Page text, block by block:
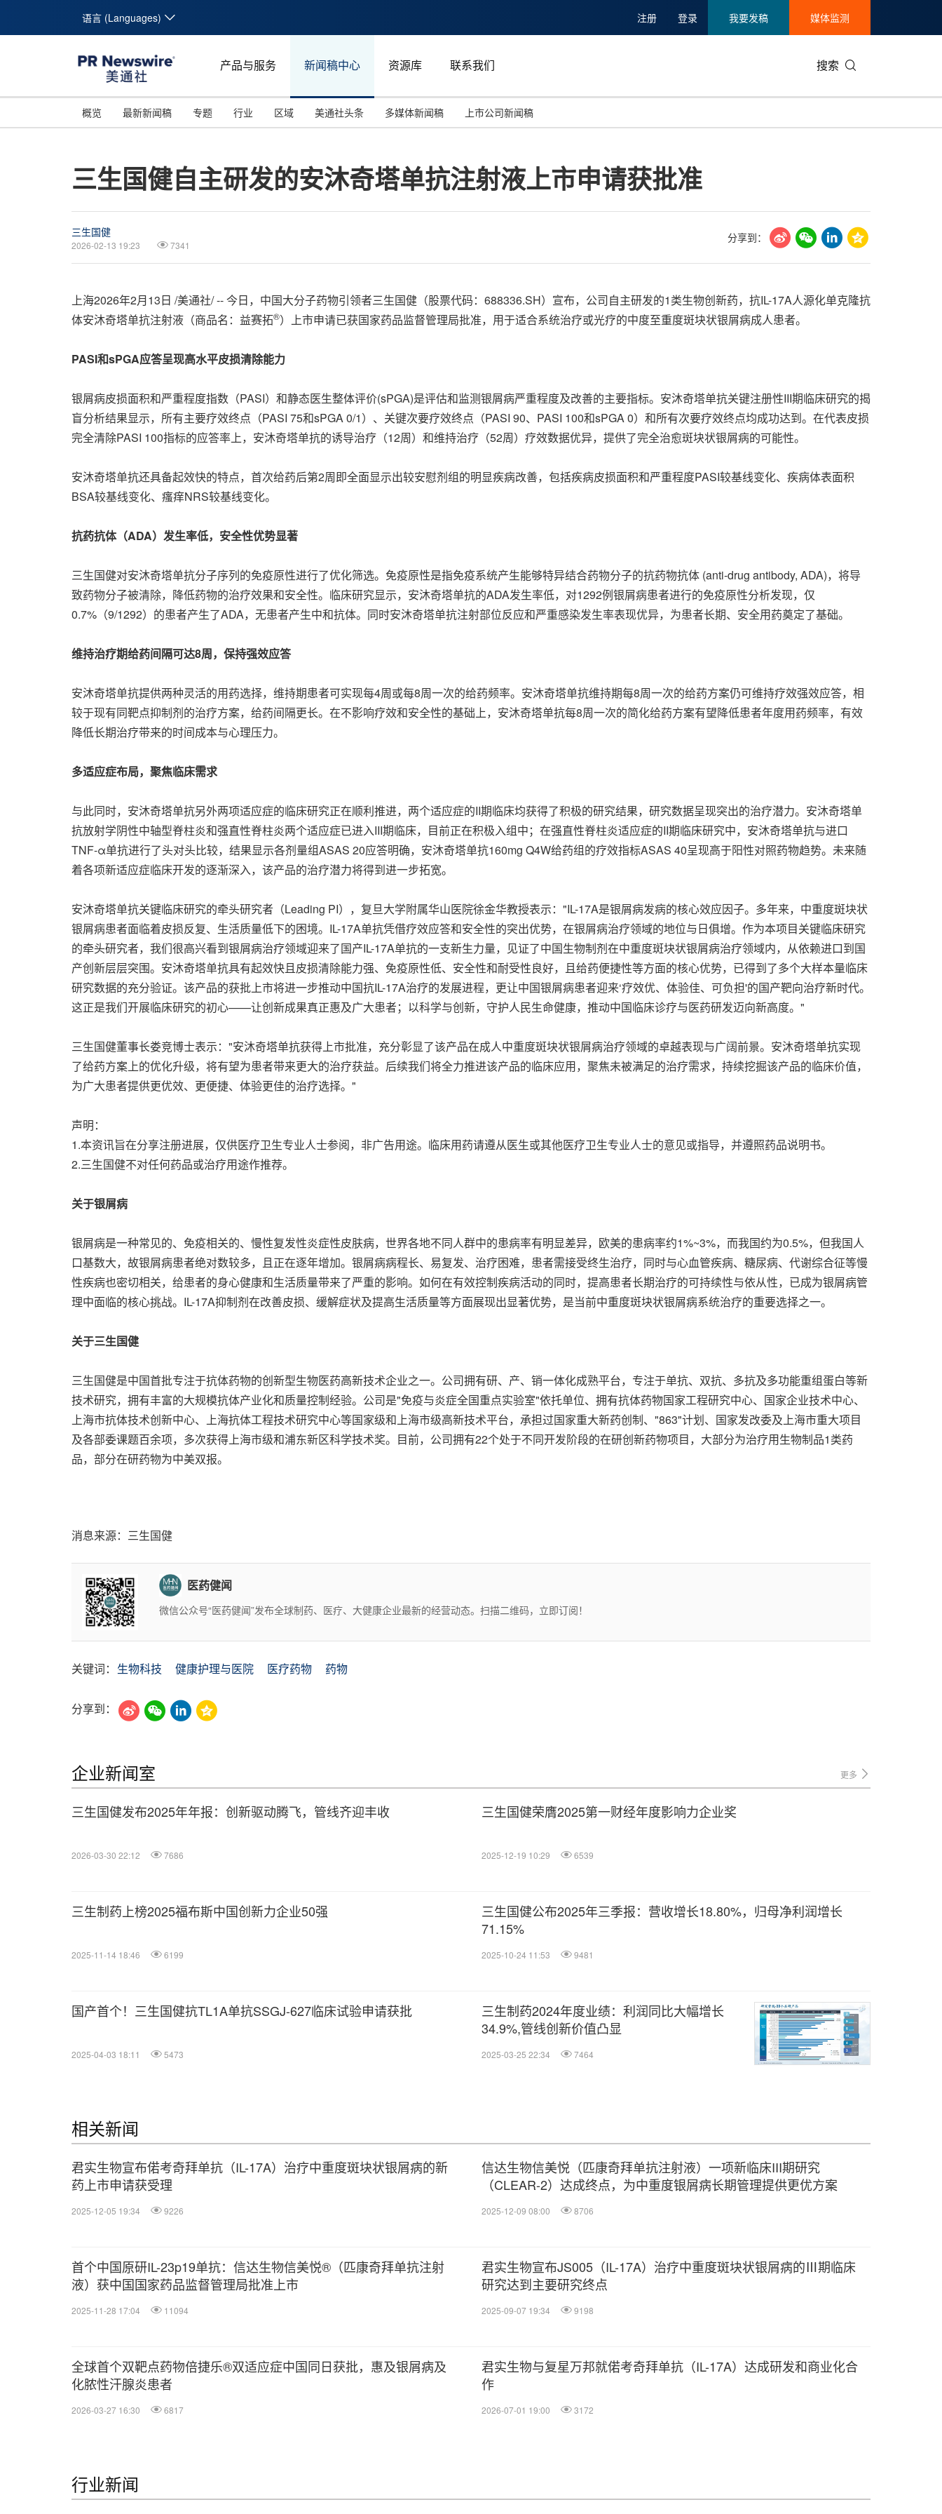
语言 (Languages) 注册 登录 我要发稿 媒体监测
产品与服务 新闻稿中心 资源库 联系我们 搜索
概览 最新新闻稿 专题
投资并购
美国临床肿瘤学会(ASCO)
行业
能源化工与环保
区域
马来西亚
美通社头条 多媒体新闻稿 上市公司新闻稿
三生国健自主研发的安沐奇塔单抗注射液上市申请获批准
三生国健
2026-02-13 19:23 7341
分享到：
上海2026年2月13日 /美通社/ -- 今日，中国大分子药物引领者三生国健（股票代码：688336.SH）宣布，公司自主研发的1类生物创新药，抗IL-17A人源化单克隆抗
体安沐奇塔单抗注射液（商品名：益赛拓®）上市申请已获国家药品监督管理局批准，用于适合系统治疗或光疗的中度至重度斑块状银屑病成人患者。
PASI和sPGA应答呈现高水平皮损清除能力
银屑病皮损面积和严重程度指数（PASI）和静态医生整体评价(sPGA)是评估和监测银屑病严重程度及改善的主要指标。安沐奇塔单抗关键注册性III期临床研究的揭
盲分析结果显示，所有主要疗效终点（PASI 75和sPGA 0/1）、关键次要疗效终点（PASI 90、PASI 100和sPGA 0）和所有次要疗效终点均成功达到。在代表皮损
完全清除PASI 100指标的应答率上，安沐奇塔单抗的诱导治疗（12周）和维持治疗（52周）疗效数据优异，提供了完全治愈斑块状银屑病的可能性。
安沐奇塔单抗还具备起效快的特点，首次给药后第2周即全面显示出较安慰剂组的明显疾病改善，包括疾病皮损面积和严重程度PASI较基线变化、疾病体表面积
BSA较基线变化、瘙痒NRS较基线变化。
抗药抗体（ADA）发生率低，安全性优势显著
三生国健对安沐奇塔单抗分子序列的免疫原性进行了优化筛选。免疫原性是指免疫系统产生能够特异结合药物分子的抗药物抗体 (anti-drug antibody, ADA)，将导
致药物分子被清除，降低药物的治疗效果和安全性。临床研究显示，安沐奇塔单抗的ADA发生率低，对1292例银屑病患者进行的免疫原性分析发现，仅
0.7%（9/1292）的患者产生了ADA，无患者产生中和抗体。同时安沐奇塔单抗注射部位反应和严重感染发生率表现优异，为患者长期、安全用药奠定了基础。
维持治疗期给药间隔可达8周，保持强效应答
安沐奇塔单抗提供两种灵活的用药选择，维持期患者可实现每4周或每8周一次的给药频率。安沐奇塔单抗维持期每8周一次的给药方案仍可维持疗效强效应答，相
较于现有同靶点抑制剂的治疗方案，给药间隔更长。在不影响疗效和安全性的基础上，安沐奇塔单抗每8周一次的简化给药方案有望降低患者年度用药频率，有效
降低长期治疗带来的时间成本与心理压力。
多适应症布局，聚焦临床需求
与此同时，安沐奇塔单抗另外两项适应症的临床研究正在顺利推进，两个适应症的II期临床均获得了积极的研究结果，研究数据呈现突出的治疗潜力。安沐奇塔单
抗放射学阴性中轴型脊柱炎和强直性脊柱炎两个适应症已进入III期临床，目前正在积极入组中；在强直性脊柱炎适应症的II期临床研究中，安沐奇塔单抗与进口
TNF-α单抗进行了头对头比较，结果显示各剂量组ASAS 20应答明确，安沐奇塔单抗160mg Q4W给药组的疗效指标ASAS 40呈现高于阳性对照药物趋势。未来随
着各项新适应症临床开发的逐渐深入，该产品的治疗潜力将得到进一步拓宽。
安沐奇塔单抗关键临床研究的牵头研究者（Leading PI），复旦大学附属华山医院徐金华教授表示："IL-17A是银屑病发病的核心效应因子。多年来，中重度斑块状
银屑病患者面临着皮损反复、生活质量低下的困境。IL-17A单抗凭借疗效应答和安全性的突出优势，在银屑病治疗领域的地位与日俱增。作为本项目关键临床研究
的牵头研究者，我们很高兴看到银屑病治疗领域迎来了国产IL-17A单抗的一支新生力量，见证了中国生物制剂在中重度斑块状银屑病治疗领域内，从依赖进口到国
产创新层层突围。安沐奇塔单抗具有起效快且皮损清除能力强、免疫原性低、安全性和耐受性良好，且给药便捷性等方面的核心优势，已得到了多个大样本量临床
研究数据的充分验证。该产品的获批上市将进一步推动中国抗IL-17A治疗的发展进程，更让中国银屑病患者迎来‘疗效优、体验佳、可负担'的国产靶向治疗新时代。
这正是我们开展临床研究的初心——让创新成果真正惠及广大患者；以科学与创新，守护人民生命健康，推动中国临床诊疗与医药研发迈向新高度。"
三生国健董事长娄竞博士表示："安沐奇塔单抗获得上市批准，充分彰显了该产品在成人中重度斑块状银屑病治疗领域的卓越表现与广阔前景。安沐奇塔单抗实现
了给药方案上的优化升级，将有望为患者带来更大的治疗获益。后续我们将全力推进该产品的临床应用，聚焦未被满足的治疗需求，持续挖掘该产品的临床价值，
为广大患者提供更优效、更便捷、体验更佳的治疗选择。"
声明：
1.本资讯旨在分享注册进展，仅供医疗卫生专业人士参阅，非广告用途。临床用药请遵从医生或其他医疗卫生专业人士的意见或指导，并遵照药品说明书。
2.三生国健不对任何药品或治疗用途作推荐。
关于银屑病
银屑病是一种常见的、免疫相关的、慢性复发性炎症性皮肤病，世界各地不同人群中的患病率有明显差异，欧美的患病率约1%~3%，而我国约为0.5%，但我国人
口基数大，故银屑病患者绝对数较多，且正在逐年增加。银屑病病程长、易复发、治疗困难，患者需接受终生治疗，同时与心血管疾病、糖尿病、代谢综合征等慢
性疾病也密切相关，给患者的身心健康和生活质量带来了严重的影响。如何在有效控制疾病活动的同时，提高患者长期治疗的可持续性与依从性，已成为银屑病管
理中面临的核心挑战。IL-17A抑制剂在改善皮损、缓解症状及提高生活质量等方面展现出显著优势，是当前中重度斑块状银屑病系统治疗的重要选择之一。
关于三生国健
三生国健是中国首批专注于抗体药物的创新型生物医药高新技术企业之一。公司拥有研、产、销一体化成熟平台，专注于单抗、双抗、多抗及多功能重组蛋白等新
技术研究，拥有丰富的大规模抗体产业化和质量控制经验。公司是"免疫与炎症全国重点实验室"依托单位、拥有抗体药物国家工程研究中心、国家企业技术中心、
上海市抗体技术创新中心、上海抗体工程技术研究中心等国家级和上海市级高新技术平台，承担过国家重大新药创制、"863"计划、国家发改委及上海市重大项目
及各部委课题百余项，多次获得上海市级和浦东新区科学技术奖。目前，公司拥有22个处于不同开发阶段的在研创新药物项目，大部分为治疗用生物制品1类药
品，部分在研药物为中美双报。
消息来源：三生国健
医药健闻
微信公众号“医药健闻”发布全球制药、医疗、大健康企业最新的经营动态。扫描二维码，立即订阅！
关键词： 生物科技 健康护理与医院 医疗药物 药物
分享到：
企业新闻室 更多
三生国健发布2025年年报：创新驱动腾飞，管线齐迎丰收
2026-03-30 22:12 7686
三生国健荣膺2025第一财经年度影响力企业奖
2025-12-19 10:29 6539
三生制药上榜2025福布斯中国创新力企业50强
2025-11-14 18:46 6199
三生国健公布2025年三季报：营收增长18.80%，归母净利润增长
71.15%
2025-10-24 11:53 9481
国产首个！三生国健抗TL1A单抗SSGJ-627临床试验申请获批
2025-04-03 18:11 5473
三生制药2024年度业绩：利润同比大幅增长
34.9%,管线创新价值凸显
2025-03-25 22:34 7464
相关新闻
君实生物宣布偌考奇拜单抗（IL-17A）治疗中重度斑块状银屑病的新
药上市申请获受理
2025-12-05 19:34 9226
信达生物信美悦（匹康奇拜单抗注射液）一项新临床III期研究
（CLEAR-2）达成终点，为中重度银屑病长期管理提供更优方案
2025-12-09 08:00 8706
首个中国原研IL-23p19单抗：信达生物信美悦®（匹康奇拜单抗注射
液）获中国国家药品监督管理局批准上市
2025-11-28 17:04 11094
君实生物宣布JS005（IL-17A）治疗中重度斑块状银屑病的Ⅲ期临床
研究达到主要研究终点
2025-09-07 19:34 9198
全球首个双靶点药物倍捷乐®双适应症中国同日获批，惠及银屑病及
化脓性汗腺炎患者
2026-03-27 16:30 6817
君实生物与复星万邦就偌考奇拜单抗（IL-17A）达成研发和商业化合
作
2026-07-01 19:00 3172
行业新闻